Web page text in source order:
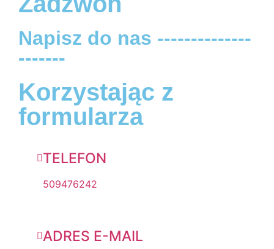
Napisz do nas --------------
-------
Korzystając z
formularza
TELEFON
509476242
ADRES E-MAIL